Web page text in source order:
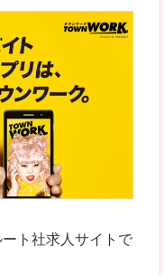
ト社求人サイトで